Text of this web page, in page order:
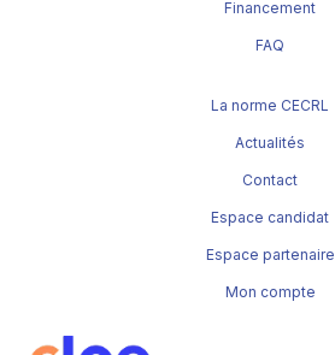
Financement
FAQ
La norme CECRL
Actualités
Contact
Espace candidat
Espace partenaire
Mon compte